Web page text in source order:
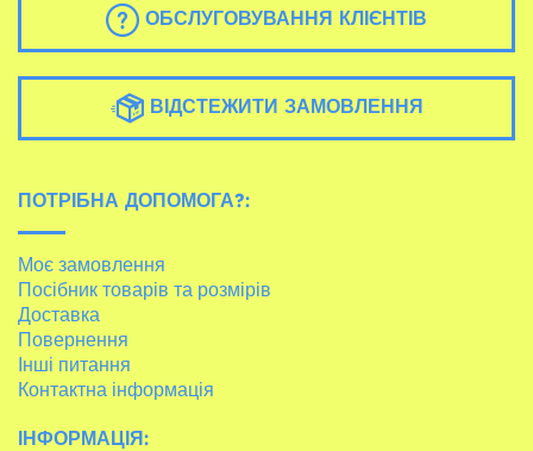
ОБСЛУГОВУВАННЯ КЛІЄНТІВ
ВІДСТЕЖИТИ ЗАМОВЛЕННЯ
ПОТРІБНА ДОПОМОГА?:
Моє замовлення
Посібник товарів та розмірів
Доставка
Повернення
Інші питання
Контактна інформація
ІНФОРМАЦІЯ: